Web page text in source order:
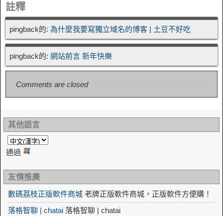
註釋
pingback的: 為什麼我要寫獨立域名的博客 | 土豆不好吃
pingback的: 網站前言 新年快樂
Comments are closed
其他語言
通過
友情推廣
數碼荔枝正版軟件商城 老牌正版軟件商城，正版軟件方便購！
落格智聊 | chatai 落格智聊 | chatai